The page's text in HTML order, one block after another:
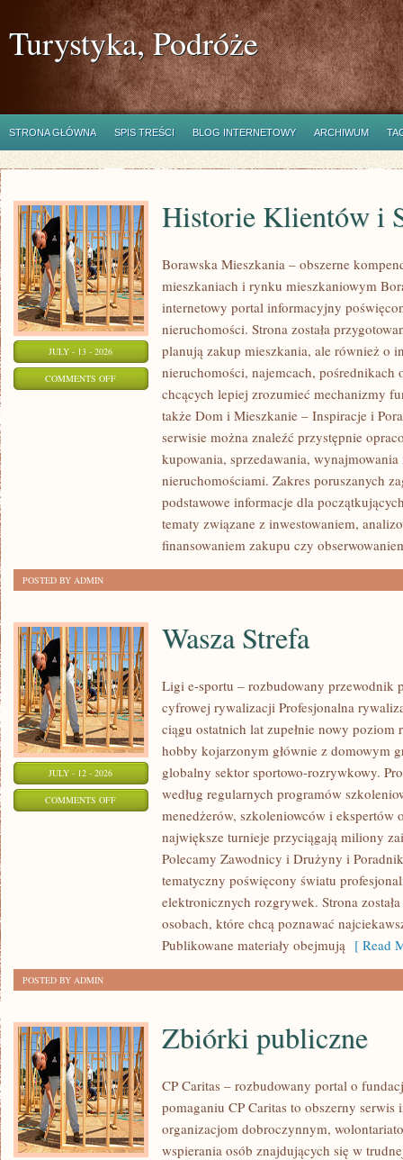
Turystyka, Podróże
STRONA GŁÓWNA SPIS TREŚCI BLOG INTERNETOWY ARCHIWUM
JULY - 13 - 2026
COMMENTS OFFON
Historie Klientów i
Borawska Mieszkania – obszerne
mieszkaniach i rynku mieszkaniowym
internetowy portal informacyjny
nieruchomości. Strona została
planują zakup mieszkania, ale również o
nieruchomości, najemcach,
chcących lepiej zrozumieć mechanizmy
także Dom i Mieszkanie – Inspiracje i
serwisie można znaleźć przystępnie
kupowania, sprzedawania, wynajmowania
nieruchomościami. Zakres poruszanych
podstawowe informacje dla
tematy związane z inwestowaniem,
finansowaniem zakupu czy
POSTED BY ADMIN
JULY - 12 - 2026
COMMENTS OFFON
Wasza Strefa
Ligi e-sportu – rozbudowany przewodnik
cyfrowej rywalizacji Profesjonalna
ciągu ostatnich lat zupełnie nowy poziom
hobby kojarzonym głównie z domowym
globalny sektor sportowo-rozrywkowy.
według regularnych programów
menedżerów, szkoleniowców i ekspertów
największe turnieje przyciągają miliony
Polecamy Zawodnicy i Drużyny i
tematyczny poświęcony światu
elektronicznych rozgrywek. Strona
osobach, które chcą poznawać
Publikowane materiały obejmują [ Read
POSTED BY ADMIN
Zbiórki publiczne
CP Caritas – rozbudowany portal o
pomaganiu CP Caritas to obszerny
organizacjom dobroczynnym,
wspierania osób znajdujących się w